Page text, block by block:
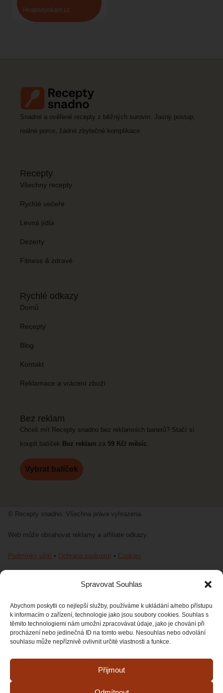
Spravovat Souhlas
Abychom poskytli co nejlepší služby, používáme k ukládání a/nebo přístupu
k informacím o zařízení, technologie jako jsou soubory cookies. Souhlas s
těmito technologiemi nám umožní zpracovávat údaje, jako je chování při
procházení nebo jedinečná ID na tomto webu. Nesouhlas nebo odvolání
souhlasu může nepříznivě ovlivnit určité vlastnosti a funkce.
Přijmout
Hospodynkam.cz
Snadné a ověřené recepty z běžných surovin. Jasný postup,
reálné porce, žádné zbytečné komplikace.
Recepty
Všechny recepty
Rychlé večeře
Levná jídla
Dezerty
Fitness & zdravé
Rychlé odkazy
Domů
Recepty
Blog
Kontakt
Reklamace a vrácení zboží
Bez reklam
Chceš mít Recepty snadno bez reklamních banerů? Stačí si
koupit balíček Bez reklam za 59 Kč/ měsíc.
Vybrat balíček
© Recepty snadno. Všechna práva vyhrazena.
Web může obsahovat reklamy a affiliate odkazy.
Podmínky užití • Ochrana soukromí • Cookies
Webové stránky od AVATOMIS s.r.o